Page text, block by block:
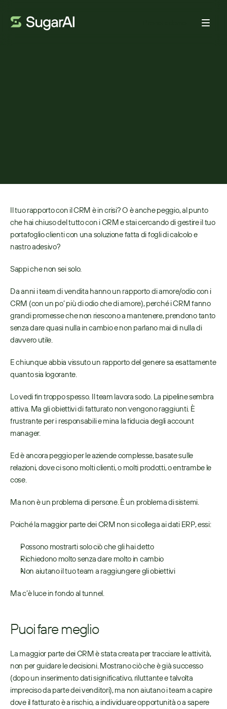
Il tuo rapporto con il CRM è in crisi? O è anche peggio, al punto
che hai chiuso del tutto con i CRM e stai cercando di gestire il tuo
portafoglio clienti con una soluzione fatta di fogli di calcolo e
nastro adesivo?
Sappi che non sei solo.
Da anni i team di vendita hanno un rapporto di amore/odio con i
CRM (con un po’ più di odio che di amore), perché i CRM fanno
grandi promesse che non riescono a mantenere, prendono tanto
senza dare quasi nulla in cambio e non parlano mai di nulla di
davvero utile.
E chiunque abbia vissuto un rapporto del genere sa esattamente
quanto sia logorante.
Lo vedi fin troppo spesso. Il team lavora sodo. La pipeline sembra
attiva. Ma gli obiettivi di fatturato non vengono raggiunti. È
frustrante per i responsabili e mina la fiducia degli account
manager.
Ed è ancora peggio per le aziende complesse, basate sulle
relazioni, dove ci sono molti clienti, o molti prodotti, o entrambe le
cose.
Ma non è un problema di persone. È un problema di sistemi.
Poiché la maggior parte dei CRM non si collega ai dati ERP, essi:
Possono mostrarti solo ciò che gli hai detto
Richiedono molto senza dare molto in cambio
Non aiutano il tuo team a raggiungere gli obiettivi
Ma c’è luce in fondo al tunnel.
Puoi fare meglio
La maggior parte dei CRM è stata creata per tracciare le attività,
non per guidare le decisioni. Mostrano ciò che è già successo
(dopo un inserimento dati significativo, riluttante e talvolta
impreciso da parte dei venditori), ma non aiutano i team a capire
dove il fatturato è a rischio, a individuare opportunità o a sapere